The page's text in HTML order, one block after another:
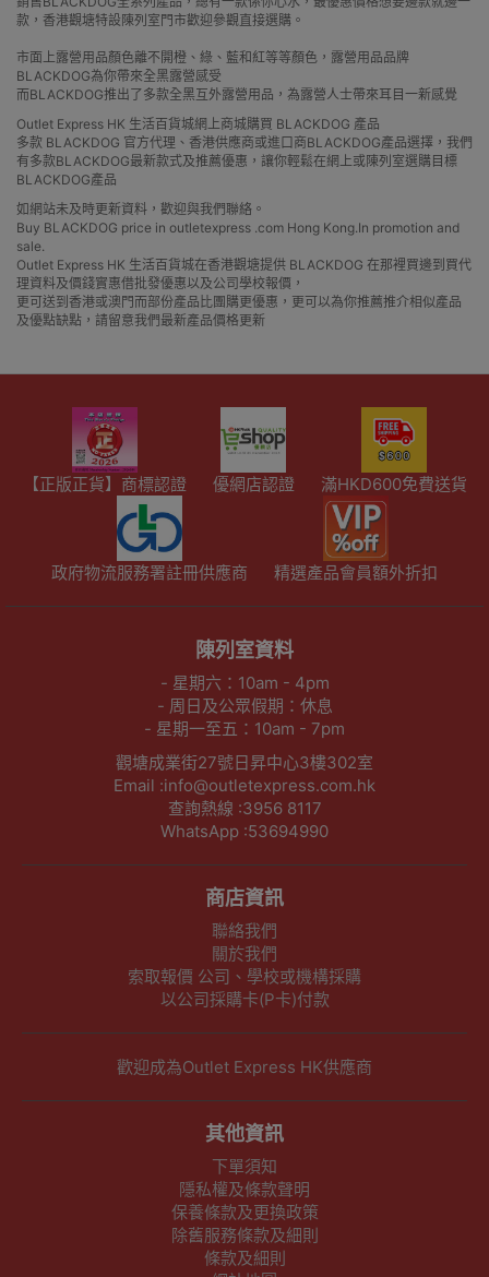
款，香港觀塘特設陳列室門市歡迎參觀直接選購。
市面上露營用品顏色離不開橙、綠、藍和紅等等顏色，露營用品品牌
BLACKDOG為你帶來全黑露營感受
而BLACKDOG推出了多款全黑互外露營用品，為露營人士帶來耳目一新感覺
Outlet Express HK 生活百貨城網上商城購買 BLACKDOG 產品
多款 BLACKDOG 官方代理、香港供應商或進口商BLACKDOG產品選擇，我們
有多款BLACKDOG最新款式及推薦優惠，讓你輕鬆在網上或陳列室選購目標
BLACKDOG產品
如網站未及時更新資料，歡迎與我們聯絡。
Buy BLACKDOG price in outletexpress .com Hong Kong.In promotion and
sale.
Outlet Express HK 生活百貨城在香港觀塘提供 BLACKDOG 在那裡買邊到買代
理資料及價錢實惠借批發優惠以及公司學校報價，
更可送到香港或澳門而部份產品比團購更優惠，更可以為你推薦推介相似產品
及優點缺點，請留意我們最新產品價格更新
【正版正貨】商標認證 優網店認證 滿HKD600免費送貨
政府物流服務署註冊供應商 精選產品會員額外折扣
陳列室資料
- 星期六：10am - 4pm
- 周日及公眾假期：休息
- 星期一至五：10am - 7pm
觀塘成業街27號日昇中心3樓302室
Email :info@outletexpress.com.hk
查詢熱線 :3956 8117
WhatsApp :53694990
商店資訊
聯絡我們
關於我們
索取報價 公司、學校或機構採購
以公司採購卡(P卡)付款
歡迎成為Outlet Express HK供應商
其他資訊
下單須知
隱私權及條款聲明
保養條款及更換政策
除舊服務條款及細則
條款及細則